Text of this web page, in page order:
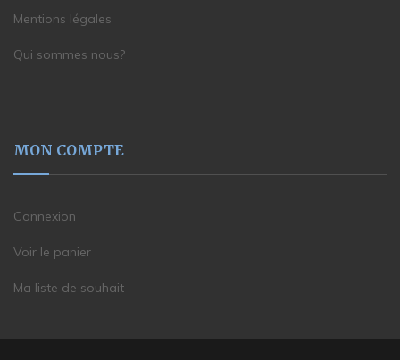
Mentions légales
Qui sommes nous?
MON COMPTE
Connexion
Voir le panier
Ma liste de souhait